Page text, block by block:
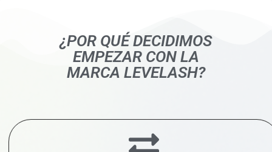
¿POR QUÉ DECIDIMOS
EMPEZAR CON LA
MARCA LEVELASH?